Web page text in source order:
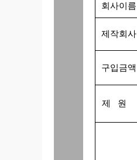
회사이름
제작회사
구입금액
제 원